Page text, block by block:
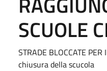
SCUOLE
STRADE BLOCCATE
chiusura della scucola